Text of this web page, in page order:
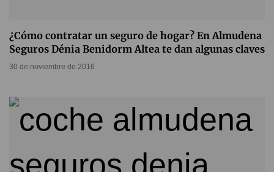
¿Cómo contratar un seguro de hogar? En Almudena
Seguros Dénia Benidorm Altea te dan algunas claves
30 de noviembre de 2016